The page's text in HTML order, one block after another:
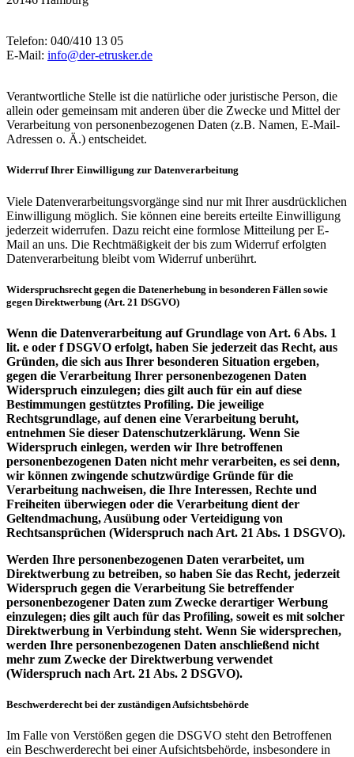
Telefon: 040/410 13 05
E-Mail: info@der-etrusker.de
Verantwortliche Stelle ist die natürliche oder juristische Person, die
allein oder gemeinsam mit anderen über die Zwecke und Mittel der
Verarbeitung von personenbezogenen Daten (z.B. Namen, E-Mail-
Adressen o. Ä.) entscheidet.
Widerruf Ihrer Einwilligung zur Datenverarbeitung
Viele Datenverarbeitungsvorgänge sind nur mit Ihrer ausdrücklichen
Einwilligung möglich. Sie können eine bereits erteilte Einwilligung
jederzeit widerrufen. Dazu reicht eine formlose Mitteilung per E-
Mail an uns. Die Rechtmäßigkeit der bis zum Widerruf erfolgten
Datenverarbeitung bleibt vom Widerruf unberührt.
Widerspruchsrecht gegen die Datenerhebung in besonderen Fällen sowie
gegen Direktwerbung (Art. 21 DSGVO)
Wenn die Datenverarbeitung auf Grundlage von Art. 6 Abs. 1
lit. e oder f DSGVO erfolgt, haben Sie jederzeit das Recht, aus
Gründen, die sich aus Ihrer besonderen Situation ergeben,
gegen die Verarbeitung Ihrer personenbezogenen Daten
Widerspruch einzulegen; dies gilt auch für ein auf diese
Bestimmungen gestütztes Profiling. Die jeweilige
Rechtsgrundlage, auf denen eine Verarbeitung beruht,
entnehmen Sie dieser Datenschutzerklärung. Wenn Sie
Widerspruch einlegen, werden wir Ihre betroffenen
personenbezogenen Daten nicht mehr verarbeiten, es sei denn,
wir können zwingende schutzwürdige Gründe für die
Verarbeitung nachweisen, die Ihre Interessen, Rechte und
Freiheiten überwiegen oder die Verarbeitung dient der
Geltendmachung, Ausübung oder Verteidigung von
Rechtsansprüchen (Widerspruch nach Art. 21 Abs. 1 DSGVO).
Werden Ihre personenbezogenen Daten verarbeitet, um
Direktwerbung zu betreiben, so haben Sie das Recht, jederzeit
Widerspruch gegen die Verarbeitung Sie betreffender
personenbezogener Daten zum Zwecke derartiger Werbung
einzulegen; dies gilt auch für das Profiling, soweit es mit solcher
Direktwerbung in Verbindung steht. Wenn Sie widersprechen,
werden Ihre personenbezogenen Daten anschließend nicht
mehr zum Zwecke der Direktwerbung verwendet
(Widerspruch nach Art. 21 Abs. 2 DSGVO).
Beschwerderecht bei der zuständigen Aufsichtsbehörde
Im Falle von Verstößen gegen die DSGVO steht den Betroffenen
ein Beschwerderecht bei einer Aufsichtsbehörde, insbesondere in